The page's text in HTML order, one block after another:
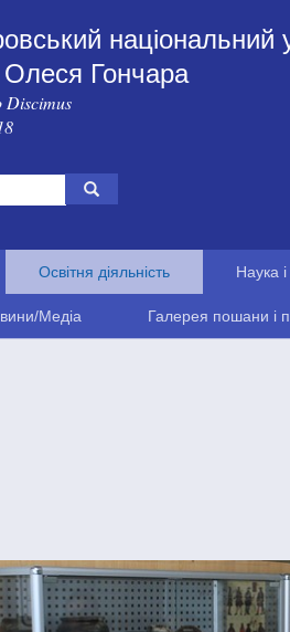
національний
Олеся Гончара
Discimus
Освітня діяльність Наука
Медіа Галерея пошани і